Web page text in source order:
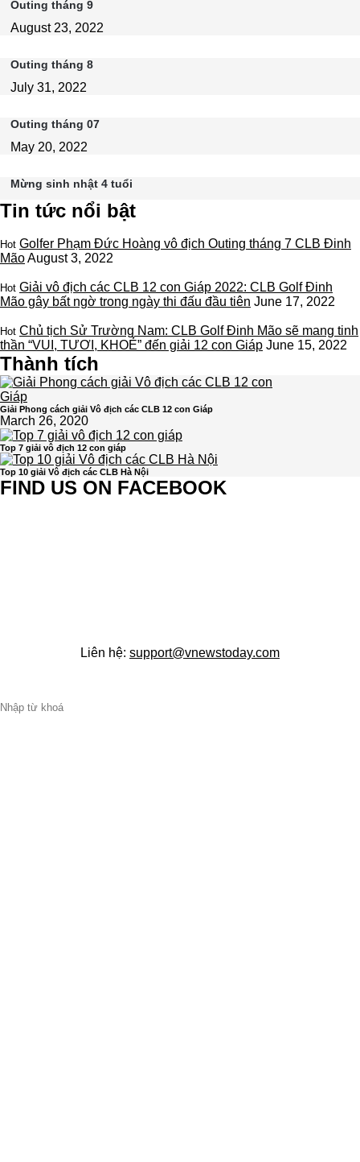
Outing tháng 9
August 23, 2022
Outing tháng 8
July 31, 2022
Outing tháng 07
May 20, 2022
Mừng sinh nhật 4 tuổi
Tin tức nổi bật
Hot Golfer Phạm Đức Hoàng vô địch Outing tháng 7 CLB Đinh
MãoAugust 3, 2022
Hot Giải vô địch các CLB 12 con Giáp 2022: CLB Golf Đinh
Mão gây bất ngờ trong ngày thi đấu đầu tiên June 17, 2022
Hot Chủ tịch Sử Trường Nam: CLB Golf Đinh Mão sẽ mang tinh
thần “VUI, TƯƠI, KHOẺ” đến giải 12 con Giáp June 15, 2022
Thành tích
Giải Phong cách giải Vô địch các CLB 12 con Giáp
March 26, 2020
Top 7 giải vô địch 12 con giáp
Top 10 giải Vô địch các CLB Hà Nội
FIND US ON FACEBOOK
Liên hệ: support@vnewstoday.com